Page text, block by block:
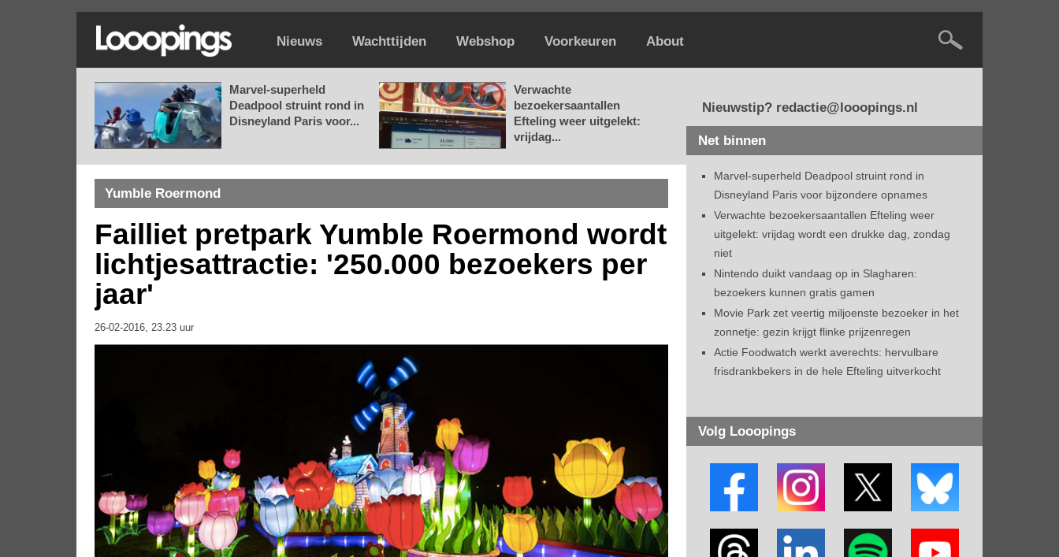
Nieuws Wachttijden Webshop Voorkeuren About
Marvel-superheld
Deadpool struint rond in
Disneyland Paris voor...
Verwachte
bezoekersaantallen
Efteling weer uitgelekt:
vrijdag...
Yumble Roermond
Failliet pretpark Yumble Roermond wordt
lichtjesattractie: '250.000 bezoekers per
jaar'
26-02-2016, 23.23 uur
Nieuwstip? redactie@looopings.nl
Net binnen
Marvel-superheld Deadpool struint rond in
Disneyland Paris voor bijzondere opnames
Verwachte bezoekersaantallen Efteling weer
uitgelekt: vrijdag wordt een drukke dag, zondag
niet
Nintendo duikt vandaag op in Slagharen:
bezoekers kunnen gratis gamen
Movie Park zet veertig miljoenste bezoeker in het
zonnetje: gezin krijgt flinke prijzenregen
Actie Foodwatch werkt averechts: hervulbare
frisdrankbekers in de hele Efteling uitverkocht
Volg Looopings